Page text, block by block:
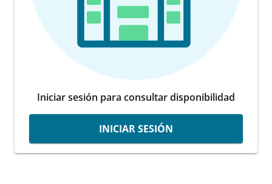
Iniciar sesión para consultar disponibilidad
INICIAR SESIÓN